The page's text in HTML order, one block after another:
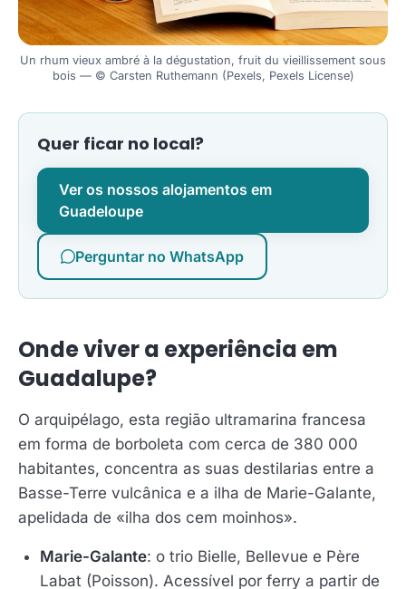
Un rhum vieux ambré à la dégustation, fruit du vieillissement sous
bois — © Carsten Ruthemann (Pexels, Pexels License)
Quer ficar no local?
Ver os nossos alojamentos em
Guadeloupe
Perguntar no WhatsApp
Onde viver a experiência em
Guadalupe?
O arquipélago, esta região ultramarina francesa
em forma de borboleta com cerca de 380 000
habitantes, concentra as suas destilarias entre a
Basse-Terre vulcânica e a ilha de Marie-Galante,
apelidada de «ilha dos cem moinhos».
Marie-Galante: o trio Bielle, Bellevue e Père
Labat (Poisson). Acessível por ferry a partir de